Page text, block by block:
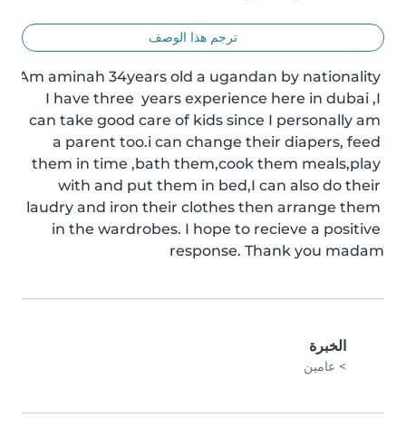
ترجم هذا الوصف
Am aminah 34years old a ugandan by nationality
I have three  years experience here in dubai ,I
can take good care of kids since I personally am
a parent too.i can change their diapers, feed
them in time ,bath them,cook them meals,play
with and put them in bed,I can also do their
laudry and iron their clothes then arrange them
in the wardrobes. I hope to recieve a positive
response. Thank you madam
الخبرة
> عامين